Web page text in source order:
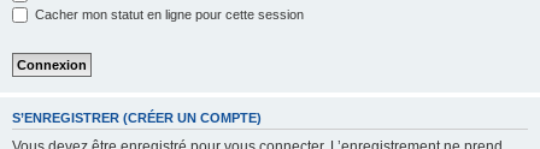
Cacher mon statut en ligne pour cette session
S’ENREGISTRER (CRÉER UN COMPTE)